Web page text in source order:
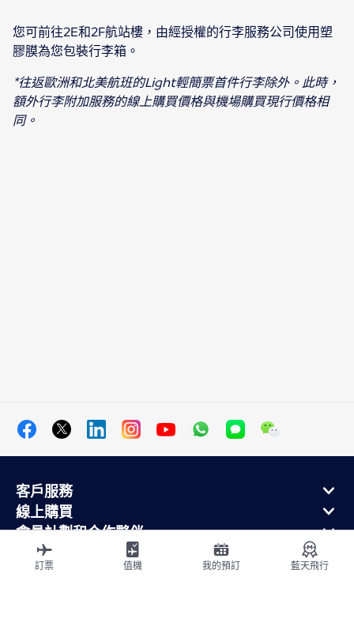
您可前往2E和2F航站樓，由經授權的行李服務公司使用塑
膠膜為您包裝行李箱。
*往返歐洲和北美航班的Light輕簡票首件行李除外。此時，
額外行李附加服務的線上購買價格與機場購買現行價格相
同。
客戶服務
線上購買
會員計劃和合作夥伴
關於法航
法航手機應用
訂票 值機 我的預訂 藍天飛行